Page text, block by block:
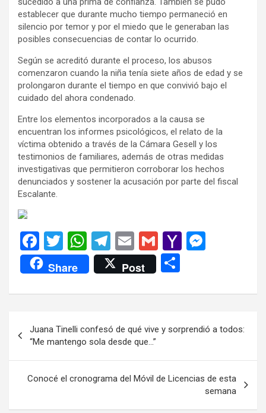
establecer que durante mucho tiempo permaneció en
silencio por temor y por el miedo que le generaban las
posibles consecuencias de contar lo ocurrido.
Según se acreditó durante el proceso, los abusos
comenzaron cuando la niña tenía siete años de edad y se
prolongaron durante el tiempo en que convivió bajo el
cuidado del ahora condenado.
Entre los elementos incorporados a la causa se
encuentran los informes psicológicos, el relato de la
víctima obtenido a través de la Cámara Gesell y los
testimonios de familiares, además de otras medidas
investigativas que permitieron corroborar los hechos
denunciados y sostener la acusación por parte del fiscal
Escalante.
F
a
ce
b
o
k
T
wi
tt
er
W
h
at
s
p
p
T
el
e
gr
m
E
m
ail
G
m
ail
Y
o
M
ail
n
er
Share Post
m
ar
tir
de
entradas
Juana Tinelli confesó de qué vive y sorprendió a todos:
“Me mantengo sola desde que…”
Conocé el cronograma del Móvil de Licencias de esta
semana